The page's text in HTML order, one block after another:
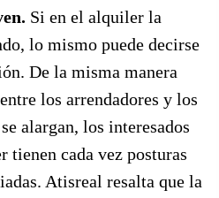
Si en el alquiler la
lo mismo puede decirse
De la misma manera
los arrendadores y los
alargan, los interesados
tienen cada vez posturas
Atisreal resalta que la